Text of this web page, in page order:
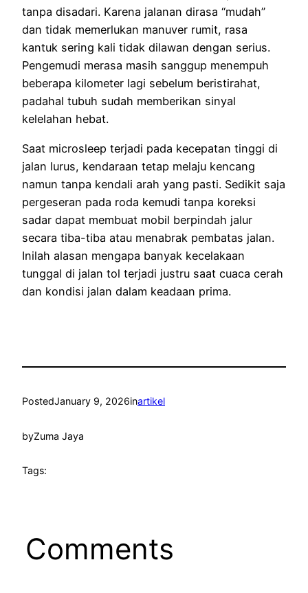
tanpa disadari. Karena jalanan dirasa “mudah”
dan tidak memerlukan manuver rumit, rasa
kantuk sering kali tidak dilawan dengan serius.
Pengemudi merasa masih sanggup menempuh
beberapa kilometer lagi sebelum beristirahat,
padahal tubuh sudah memberikan sinyal
kelelahan hebat.
Saat microsleep terjadi pada kecepatan tinggi di
jalan lurus, kendaraan tetap melaju kencang
namun tanpa kendali arah yang pasti. Sedikit saja
pergeseran pada roda kemudi tanpa koreksi
sadar dapat membuat mobil berpindah jalur
secara tiba-tiba atau menabrak pembatas jalan.
Inilah alasan mengapa banyak kecelakaan
tunggal di jalan tol terjadi justru saat cuaca cerah
dan kondisi jalan dalam keadaan prima.
PostedJanuary 9, 2026inartikel
byZuma Jaya
Tags:
Comments